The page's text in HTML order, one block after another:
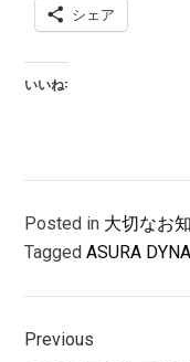
シェア
いいね:
Posted in 大切なお
TaggedASURA
投
Previous